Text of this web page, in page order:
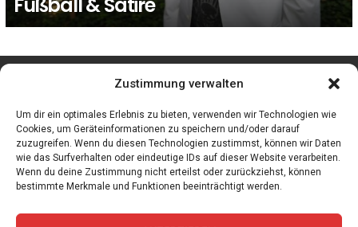
Zustimmung verwalten
Um dir ein optimales Erlebnis zu bieten, verwenden wir Technologien wie
Cookies, um Geräteinformationen zu speichern und/oder darauf
zuzugreifen. Wenn du diesen Technologien zustimmst, können wir Daten
wie das Surfverhalten oder eindeutige IDs auf dieser Website verarbeiten.
Wenn du deine Zustimmung nicht erteilst oder zurückziehst, können
bestimmte Merkmale und Funktionen beeinträchtigt werden.
facebook instagram
Spiele Zitate Kontakt Datenschutz Impressum